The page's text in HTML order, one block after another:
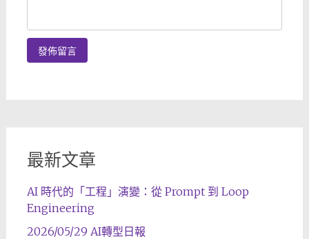
最新文章
AI 時代的「工程」演變：從 Prompt 到 Loop
Engineering
2026/05/29 AI轉型日報